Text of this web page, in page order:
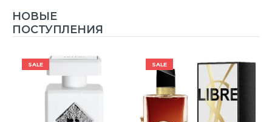
НОВЫЕ
ПОСТУПЛЕНИЯ
SALE SALE